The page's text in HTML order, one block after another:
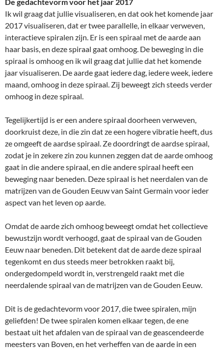
Ik wil graag dat jullie visualiseren, en dat ook het komende jaar
2017 visualiseren, dat er twee parallelle, in elkaar verweven,
interactieve spiralen zijn. Er is een spiraal met de aarde aan
haar basis, en deze spiraal gaat omhoog. De beweging in die
spiraal is omhoog en ik wil graag dat jullie dat het komende
jaar visualiseren. De aarde gaat iedere dag, iedere week, iedere
maand, omhoog in deze spiraal. Zij beweegt zich steeds verder
omhoog in deze spiraal.
Tegelijkertijd is er een andere spiraal doorheen verweven,
doorkruist deze, in die zin dat ze een hogere vibratie heeft, dus
ze omgeeft de aardse spiraal. Ze doordringt de aardse spiraal,
zodat je in zekere zin zou kunnen zeggen dat de aarde omhoog
gaat in die andere spiraal, en die andere spiraal heeft een
beweging naar beneden. Deze spiraal is het neerdalen van de
matrijzen van de Gouden Eeuw van Saint Germain voor ieder
aspect van het leven op aarde.
Omdat de aarde zich omhoog beweegt omdat het collectieve
bewustzijn wordt verhoogd, gaat de spiraal van de Gouden
Eeuw naar beneden. Dit betekent dat de aarde deze spiraal
tegenkomt en dus steeds meer betrokken raakt bij,
ondergedompeld wordt in, verstrengeld raakt met die
neerdalende spiraal van de matrijzen van de Gouden Eeuw.
Dit is de gedachtevorm voor 2017, die twee spiralen, mijn
geliefden! De twee spiralen komen elkaar tegen, de ene
bestaat uit het afdalen van de spiraal van de geascendeerde
meesters van Boven, en het verheffen van de aarde in een